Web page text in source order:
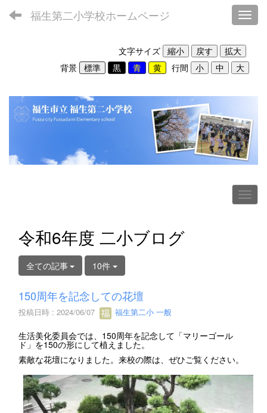
福生第二小学校ホームページ
文字サイズ
背景
行間
令和6年度 二小ブログ
全ての記事 10件
150周年を記念しての花壇
投稿日時 : 2024/06/07 福生第二小 一般
生活美化委員会では、150周年を記念して「マリーゴール
ド」を150の形にして植えました。
素敵な花壇になりました。来校の際は、ぜひご覧ください。